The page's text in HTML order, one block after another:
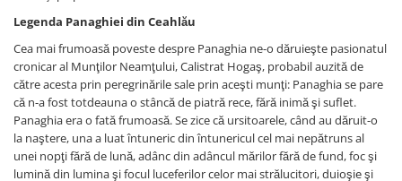
Legenda Panaghiei din Ceahlău
Cea mai frumoasă poveste despre Panaghia ne-o dăruieşte pasionatul
cronicar al Munţilor Neamţului, Calistrat Hogaş, probabil auzită de
către acesta prin peregrinările sale prin aceşti munţi: Panaghia se pare
că n-a fost totdeauna o stâncă de piatră rece, fără inimă şi suflet.
Panaghia era o fată frumoasă. Se zice că ursitoarele, când au dăruit-o
la naştere, una a luat întuneric din întunericul cel mai nepătruns al
unei nopţi fără de lună, adânc din adâncul mărilor fără de fund, foc şi
lumină din lumina şi focul luceferilor celor mai strălucitori, duioşie şi